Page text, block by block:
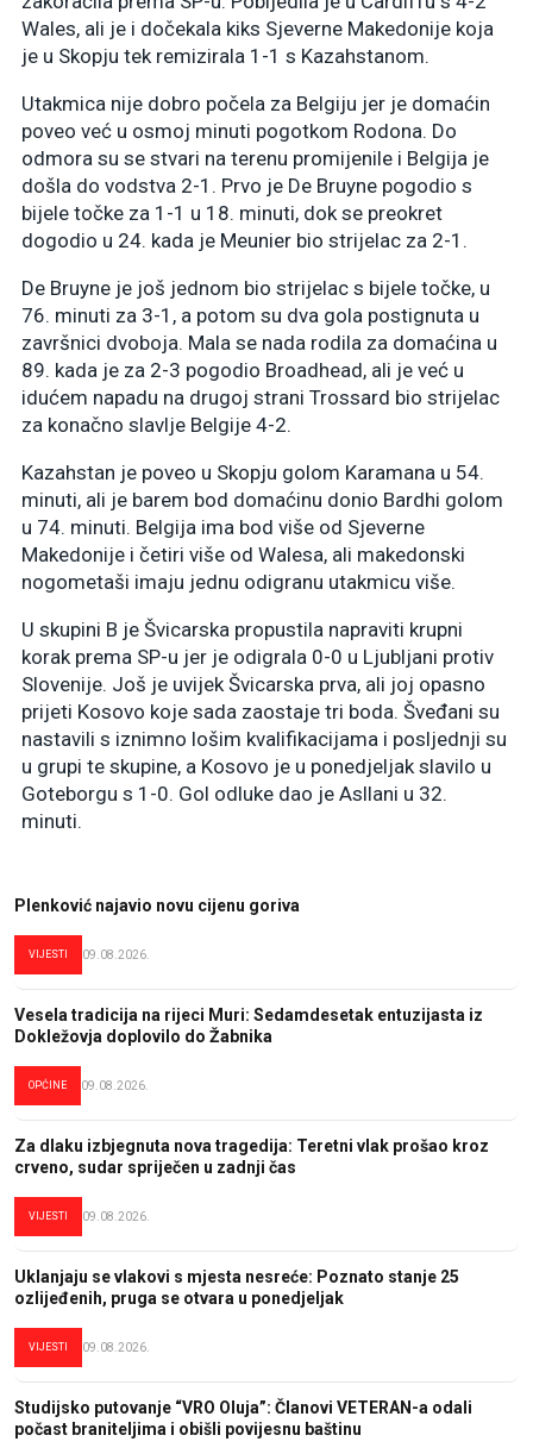
Wales, ali je i dočekala kiks Sjeverne Makedonije koja
je u Skopju tek remizirala 1-1 s Kazahstanom.
Utakmica nije dobro počela za Belgiju jer je domaćin
poveo već u osmoj minuti pogotkom Rodona. Do
odmora su se stvari na terenu promijenile i Belgija je
došla do vodstva 2-1. Prvo je De Bruyne pogodio s
bijele točke za 1-1 u 18. minuti, dok se preokret
dogodio u 24. kada je Meunier bio strijelac za 2-1.
De Bruyne je još jednom bio strijelac s bijele točke, u
76. minuti za 3-1, a potom su dva gola postignuta u
završnici dvoboja. Mala se nada rodila za domaćina u
89. kada je za 2-3 pogodio Broadhead, ali je već u
idućem napadu na drugoj strani Trossard bio strijelac
za konačno slavlje Belgije 4-2.
Kazahstan je poveo u Skopju golom Karamana u 54.
minuti, ali je barem bod domaćinu donio Bardhi golom
u 74. minuti. Belgija ima bod više od Sjeverne
Makedonije i četiri više od Walesa, ali makedonski
nogometaši imaju jednu odigranu utakmicu više.
U skupini B je Švicarska propustila napraviti krupni
korak prema SP-u jer je odigrala 0-0 u Ljubljani protiv
Slovenije. Još je uvijek Švicarska prva, ali joj opasno
prijeti Kosovo koje sada zaostaje tri boda. Šveđani su
nastavili s iznimno lošim kvalifikacijama i posljednji su
u grupi te skupine, a Kosovo je u ponedjeljak slavilo u
Goteborgu s 1-0. Gol odluke dao je Asllani u 32.
minuti.
Plenković najavio novu cijenu goriva
VIJESTI 09.08.2026.
Vesela tradicija na rijeci Muri: Sedamdesetak entuzijasta iz
Dokležovja doplovilo do Žabnika
OPĆINE 09.08.2026.
Za dlaku izbjegnuta nova tragedija: Teretni vlak prošao kroz
crveno, sudar spriječen u zadnji čas
VIJESTI 09.08.2026.
Uklanjaju se vlakovi s mjesta nesreće: Poznato stanje 25
ozlijeđenih, pruga se otvara u ponedjeljak
VIJESTI 09.08.2026.
Studijsko putovanje “VRO Oluja”: Članovi VETERAN-a odali
počast braniteljima i obišli povijesnu baštinu